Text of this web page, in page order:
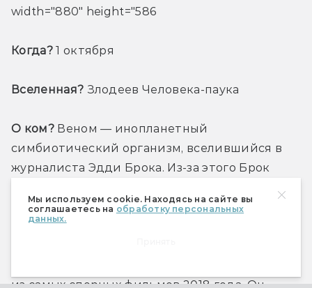
Мы используем cookie. Находясь на сайте вы
соглашаетесь на обработку персональных
данных.
width="880" height="586
Когда? 1 октября
Вселенная? Злодеев Человека-паука
О ком? Веном — инопланетный
симбиотический организм, вселившийся в
журналиста Эдди Брока. Из-за этого Брок
времени превращается в чёрного громилу с
зубастой пастью в полголовы.
из самых спорных фильмов 2018 года. Он